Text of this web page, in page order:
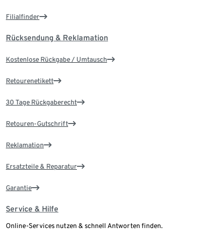
Filialfinder
Rücksendung & Reklamation
Kostenlose Rückgabe / Umtausch
Retourenetikett
30 Tage Rückgaberecht
Retouren-Gutschrift
Reklamation
Ersatzteile & Reparatur
Garantie
Service & Hilfe
Online-Services nutzen & schnell Antworten finden.